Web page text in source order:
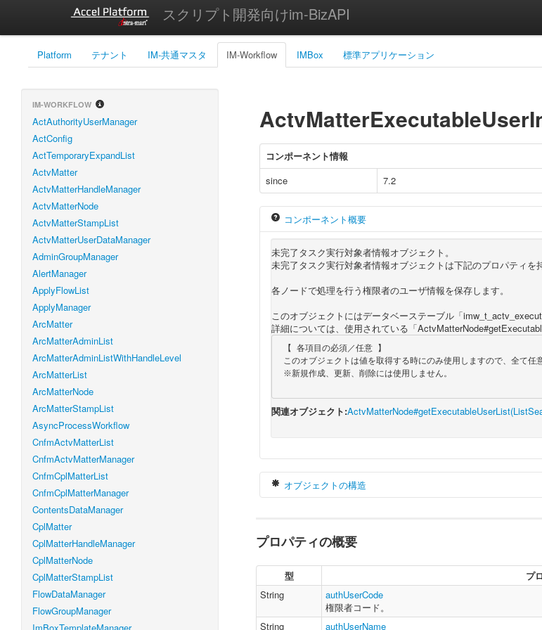
スクリプト開発向けim-BizAPI
Platform テナント IM-共通マスタ IM-Workflow IMBox 標準アプリケーション
IM-WORKFLOW
ActAuthorityUserManager
ActConfig
ActTemporaryExpandList
ActvMatter
ActvMatterHandleManager
ActvMatterNode
ActvMatterStampList
ActvMatterUserDataManager
AdminGroupManager
AlertManager
ApplyFlowList
ApplyManager
ArcMatter
ArcMatterAdminList
ArcMatterAdminListWithHandleLevel
ArcMatterList
ArcMatterNode
ArcMatterStampList
AsyncProcessWorkflow
CnfmActvMatterList
CnfmActvMatterManager
CnfmCplMatterList
CnfmCplMatterManager
ContentsDataManager
CplMatter
CplMatterHandleManager
CplMatterNode
CplMatterStampList
FlowDataManager
FlowGroupManager
コンポーネント情報
since
7.2
コンポーネント概要
未完了タスク実行対象者情報オブジェクト。
未完了タスク実行対象者情報オブジェクトは下記のプロパティを
各ノードで処理を行う権限者のユーザ情報を保存します。
このオブジェクトにはデータベーステーブル「
詳細については、使用されている「
関連オブジェクト:
オブジェクトの構造
var actvMatterExecutableUserInfo
    authUserCode
    authUserName
: String, // 権限者名 。
// 無効フラグ。（0:タス
    nodeId
: String
プロパティの概要
型 プ
String
authUserCode
権限者コード。
String authUserName